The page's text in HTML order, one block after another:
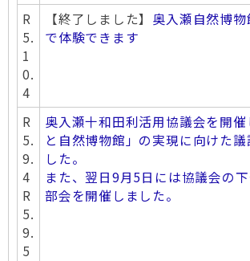
R
5.
1
0.
4
【終了しました】 奥入瀬自然博
で体験できます
R
5.
9.
4
R
5.
9.
5
奥入瀬十和田利活用協議会を開
と自然博物館」の実現に向けた
した。
また、翌日9月5日には協議会の
部会を開催しました。